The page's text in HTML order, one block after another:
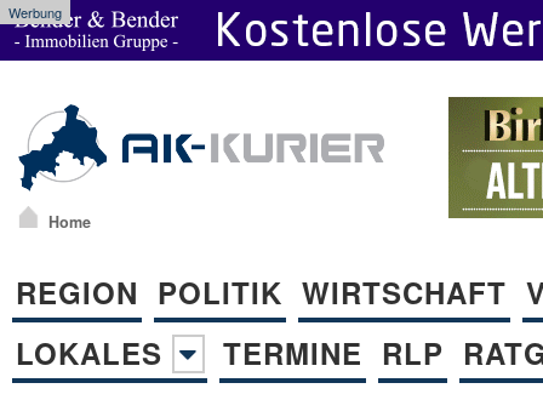
Werbung
Home
REGION POLITIK WIRTSCHAFT
LOKALES
TERMINE RLP